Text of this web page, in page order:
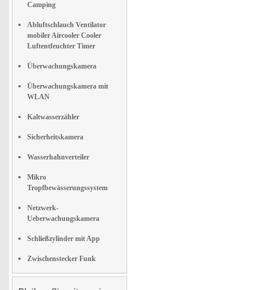
Camping
Abluftschlauch Ventilator
mobiler Aircooler Cooler
Luftentfeuchter Timer
Überwachungskamera
Überwachungskamera mit
WLAN
Kaltwasserzähler
Sicherheitskamera
Wasserhahnverteiler
Mikro
Tropfbewässerungssystem
Netzwerk-
Ueberwachungskamera
Schließzylinder mit App
Zwischenstecker Funk